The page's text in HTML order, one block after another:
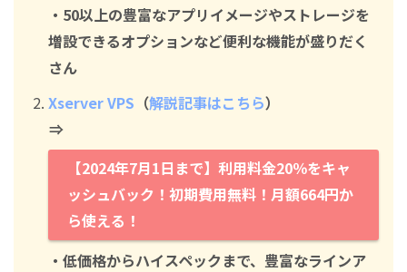
・50以上の豊富なアプリイメージやストレージを
増設できるオプションなど便利な機能が盛りだく
さん
Xserver VPS （解説記事はこちら）
⇒
【2024年7月1日まで】利用料金20％をキャ
ッシュバック！初期費用無料！月額664円か
ら使える！
・低価格からハイスペックまで、豊富なラインア